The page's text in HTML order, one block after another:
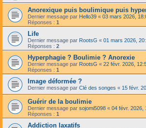
Anorexique puis boulimique puis
Dernier message par Hello39 « 03 mars 2026,
Réponses : 1
Life
Dernier message par RootsG « 01 mars 2026,
Réponses : 2
Hyperphagie ? Boulimie ? Anorexie
Dernier message par RootsG « 22 févr. 2026,
Réponses : 1
Image déformée ?
Dernier message par Clé des songes « 15 févr.
Guérir de la boulimie
Dernier message par sojomi5098 « 04 févr. 2026,
Réponses : 1
Addiction laxatifs